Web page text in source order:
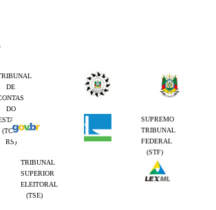
DE
DO
(TCE-
RS)
SUPREMO
TRIBUNAL
FEDERAL
(STF)
TRIBUNAL
SUPERIOR
ELEITORAL
(TSE)